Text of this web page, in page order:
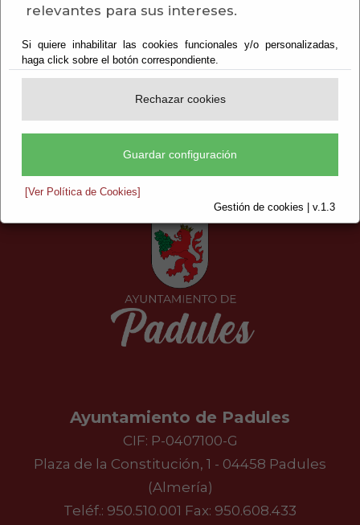
relevantes para sus intereses.
Si quiere inhabilitar las cookies funcionales y/o personalizadas,
haga click sobre el botón correspondiente.
Rechazar cookies
Guardar configuración
[Ver Política de Cookies]
Gestión de cookies | v.1.3
Ayuntamiento de Padules
CIF: P-0407100-G
Plaza de la Constitución, 1 - 04458 Padules
(Almería)
Teléf.: 950.510.001 Fax: 950.608.433